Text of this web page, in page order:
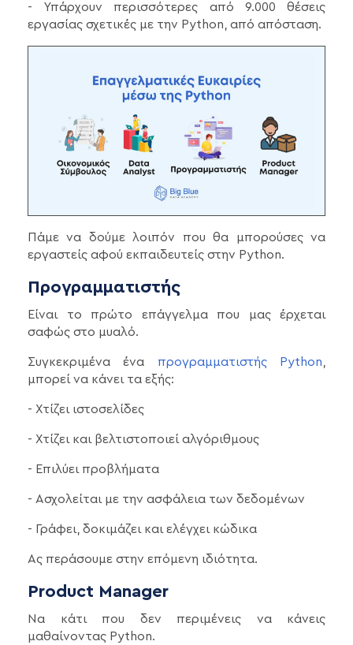
- Υπάρχουν περισσότερες από 9.000 θέσεις
εργασίας σχετικές με την Python, από απόσταση.
Πάμε να δούμε λοιπόν που θα μπορούσες να
εργαστείς αφού εκπαιδευτείς στην Python.
Προγραμματιστής
Είναι το πρώτο επάγγελμα που μας έρχεται
σαφώς στο μυαλό.
Συγκεκριμένα ένα προγραμματιστής Python,
μπορεί να κάνει τα εξής:
- Χτίζει ιστοσελίδες
- Χτίζει και βελτιστοποιεί αλγόριθμους
- Επιλύει προβλήματα
- Ασχολείται με την ασφάλεια των δεδομένων
- Γράφει, δοκιμάζει και ελέγχει κώδικα
Ας περάσουμε στην επόμενη ιδιότητα.
Product Manager
Να κάτι που δεν περιμένεις να κάνεις
μαθαίνοντας Python.